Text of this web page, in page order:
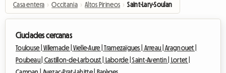
Casa entera › Occitania › Altos Pirineos › Saint-Lary-Soulan
Ciudades cercanas
Toulouse |Villemade |Vielle-Aure |Tramezaïgues | Arreau |Aragnouet |
Poubeau | Castillon-de-Larboust | Laborde |Saint-Aventin | Lortet |